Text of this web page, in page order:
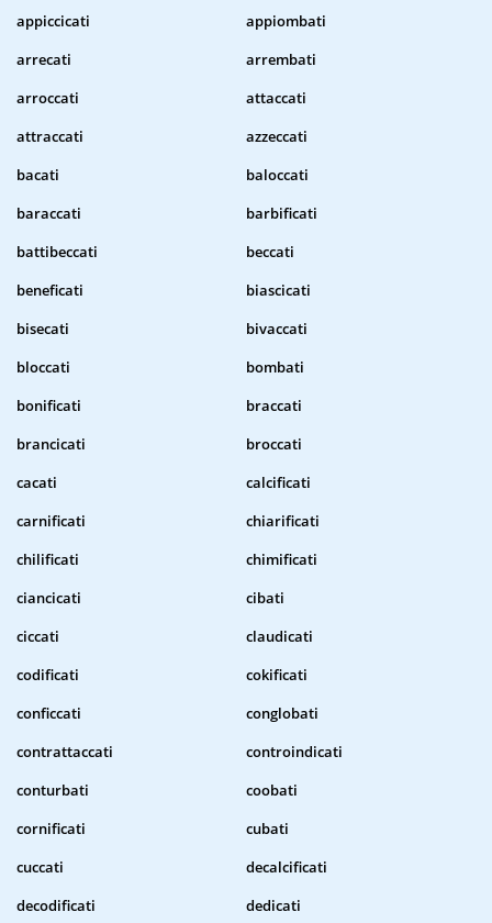
appiccicati
appiombati
arrecati
arrembati
arroccati
attaccati
attraccati
azzeccati
bacati
baloccati
baraccati
barbificati
battibeccati
beccati
beneficati
biascicati
bisecati
bivaccati
bloccati
bombati
bonificati
braccati
brancicati
broccati
cacati
calcificati
carnificati
chiarificati
chilificati
chimificati
ciancicati
cibati
ciccati
claudicati
codificati
cokificati
conficcati
conglobati
contrattaccati
controindicati
conturbati
coobati
cornificati
cubati
cuccati
decalcificati
decodificati
dedicati